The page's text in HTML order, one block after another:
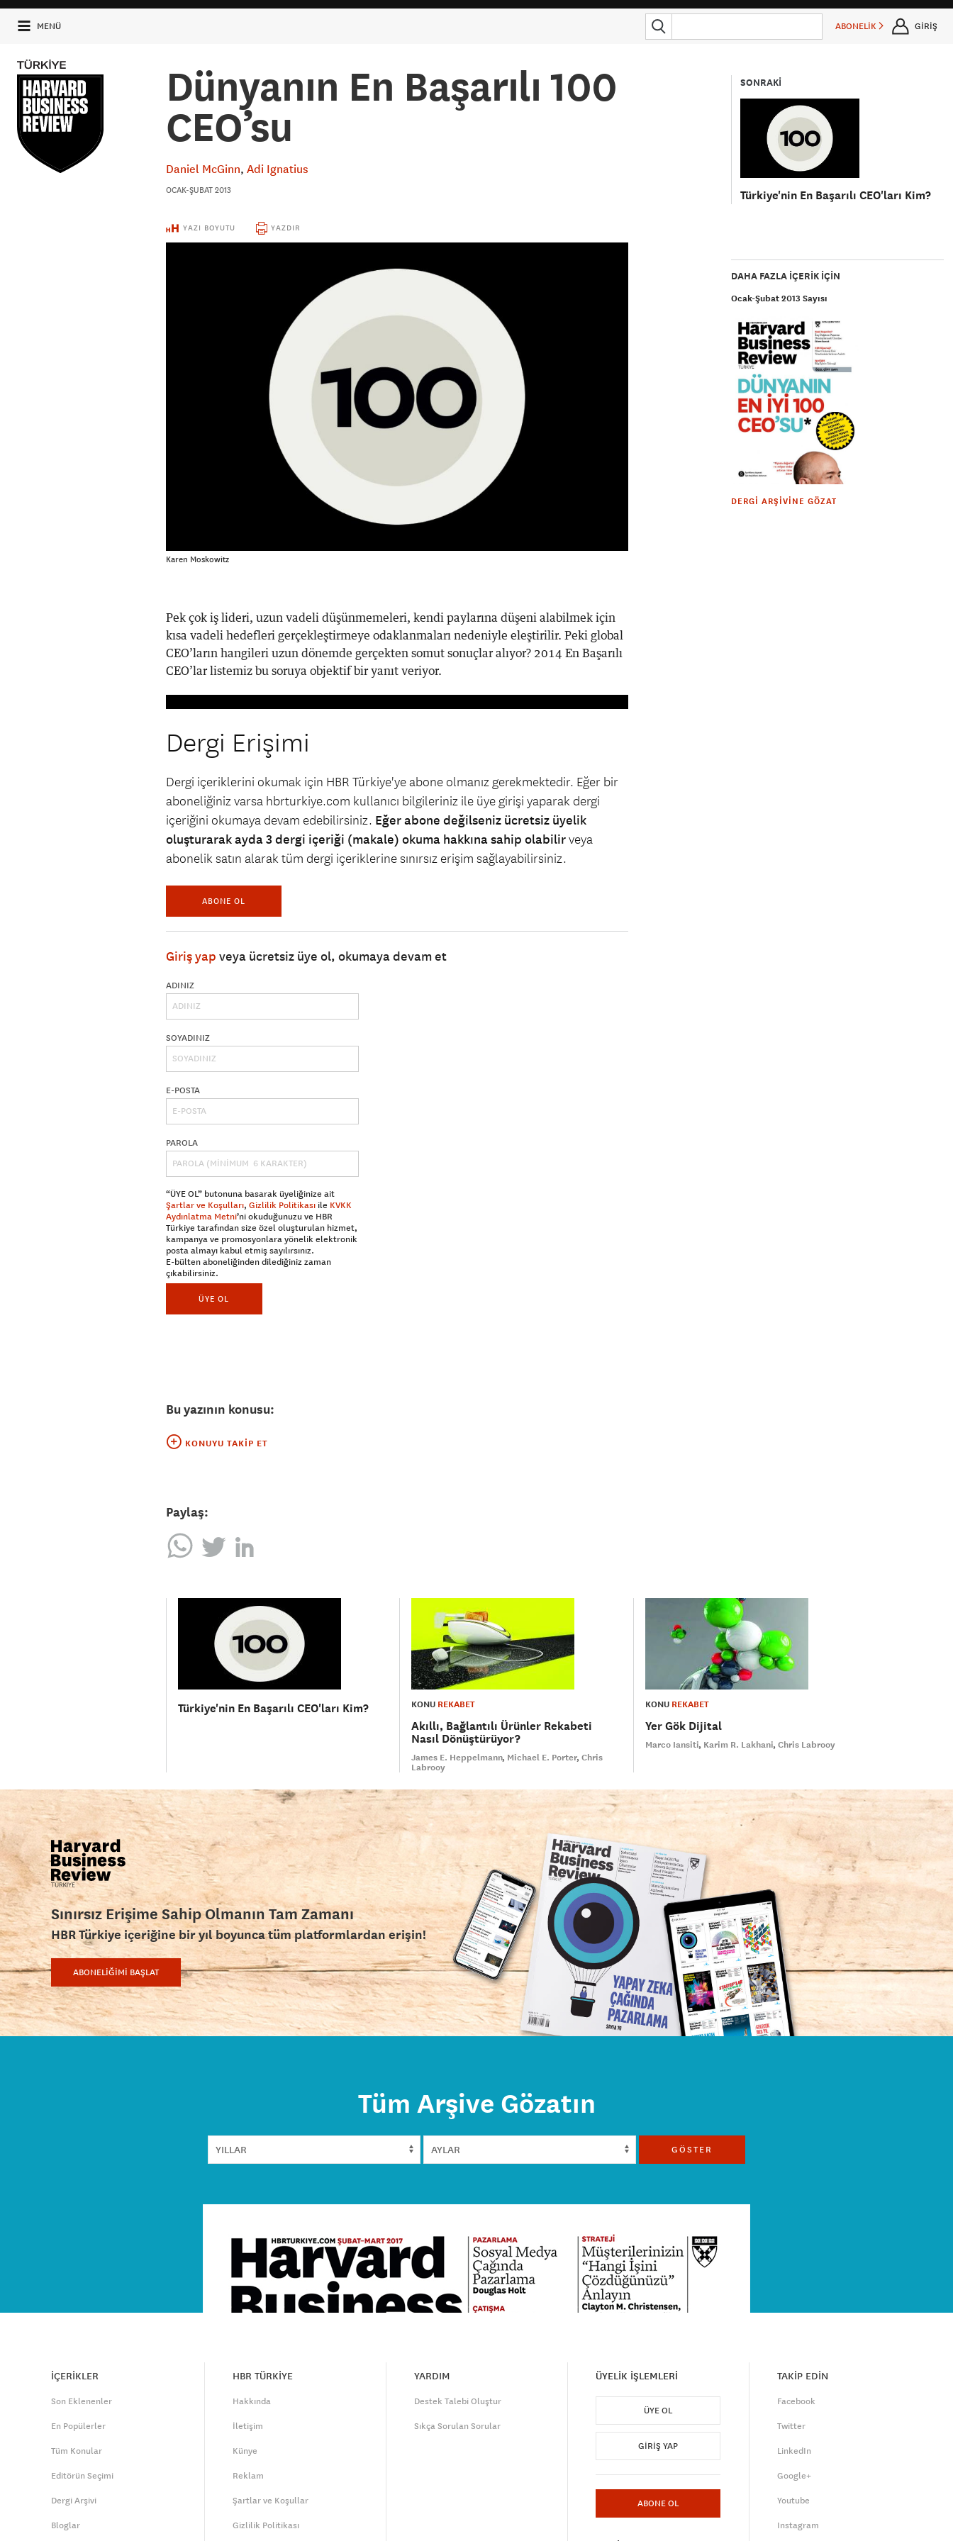
MENÜ ABONELİK GİRİŞ
SONRAKİ
Türkiye'nin En Başarılı CEO'ları Kim?
Dünyanın En Başarılı 100
CEO’su
Daniel McGinn Adi Ignatius
OCAK-ŞUBAT 2013
YAZI BOYUTU YAZDIR
DAHA FAZLA IÇERIK IÇIN
Ocak-Şubat 2013 Sayısı
DERGI ARŞIVINE GÖZAT
Karen Moskowitz
Pek çok iş lideri, uzun vadeli düşünmemeleri, kendi paylarına düşeni alabilmek için
kısa vadeli hedefleri gerçekleştirmeye odaklanmaları nedeniyle eleştirilir. Peki global
CEO’ların hangileri uzun dönemde gerçekten somut sonuçlar alıyor? 2014 En Başarılı
CEO’lar listemiz bu soruya objektif bir yanıt veriyor.
Dergi Erişimi
Dergi içeriklerini okumak için HBR Türkiye'ye abone olmanız gerekmektedir. Eğer bir
aboneliğiniz varsa hbrturkiye.com kullanıcı bilgileriniz ile üye girişi yaparak dergi
içeriğini okumaya devam edebilirsiniz. Eğer abone değilseniz ücretsiz üyelik
oluşturarak ayda 3 dergi içeriği (makale) okuma hakkına sahip olabilirveya
abonelik satın alarak tüm dergi içeriklerine sınırsız erişim sağlayabilirsiniz.
ABONE OL
Giriş yap veya ücretsiz üye ol, okumaya devam et
ADINIZ
SOYADINIZ
E-POSTA
PAROLA
“ÜYE OL” butonuna basarak üyeliğinize ait
Şartlar ve Koşulları, Gizlilik Politikası ile KVKK
Aydınlatma Metni’ni okuduğunuzu ve HBR
Türkiye tarafından size özel oluşturulan hizmet,
kampanya ve promosyonlara yönelik elektronik
posta almayı kabul etmiş sayılırsınız.
E-bülten aboneliğinden dilediğiniz zaman
çıkabilirsiniz.
ÜYE OL
Bu yazının konusu:
KONUYU TAKIP ET
Paylaş:
Türkiye'nin En Başarılı CEO'ları Kim? KONU REKABET
Akıllı, Bağlantılı Ürünler Rekabeti
Nasıl Dönüştürüyor?
James E. Heppelmann Michael E. Porter Chris
Labrooy
KONU REKABET
Yer Gök Dijital
Marco Iansiti Karim R. Lakhani Chris Labrooy
Sınırsız Erişime Sahip Olmanın Tam Zamanı
HBR Türkiye içeriğine bir yıl boyunca tüm platformlardan erişin!
ABONELİĞİMİ BAŞLAT
Tüm Arşive Gözatın
GÖSTER
İÇERİKLER
Son Eklenenler
En Popülerler
Tüm Konular
Editörün Seçimi
Dergi Arşivi
Bloglar
HBR TÜRKİYE
Hakkında
İletişim
Künye
Reklam
Şartlar ve Koşullar
Gizlilik Politikası
YARDIM
Destek Talebi Oluştur
Sıkça Sorulan Sorular
ÜYELİK İŞLEMLERİ
ÜYE OL
GIRIŞ YAP
ABONE OL
TAKİP EDİN
Facebook
Twitter
LinkedIn
Google+
Youtube
Instagram